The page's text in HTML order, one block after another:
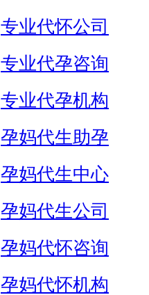
专业代怀公司
专业代孕咨询
专业代孕机构
孕妈代生助孕
孕妈代生中心
孕妈代生公司
孕妈代怀咨询
孕妈代怀机构